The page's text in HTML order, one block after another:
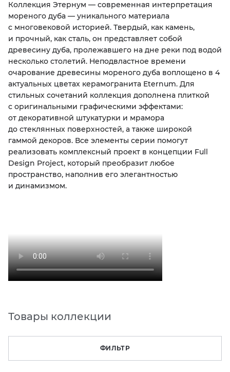
KERAMA MARAZZI
PAMESA
PERONDA
SANT’AGOSTINO
ГРАНИТЕЯ
УРАЛЬСКИЙ ГРАНИТ
XLIGHT XTONE URBATEK
XXL Pamesa
СМЕСИТЕЛИ
УНИТАЗЫ И ПИCCУАРЫ
Коллекция Этернум — современная интерпретация
мореного дуба — уникального материала
с многовековой историей. Твердый, как камень,
и прочный, как сталь, он представляет собой
древесину дуба, пролежавшего на дне реки под водой
несколько столетий. Неподвластное времени
очарование древесины мореного дуба воплощено в 4
актуальных цветах керамогранита Eternum. Для
стильных сочетаний коллекция дополнена плиткой
с оригинальными графическими эффектами:
от декоративной штукатурки и мрамора
до стеклянных поверхностей, а также широкой
гаммой декоров. Все элементы серии помогут
реализовать комплексный проект в концепции Full
Design Project, который преобразит любое
пространство, наполнив его элегантностью
и динамизмом.
Товары коллекции
ФИЛЬТР